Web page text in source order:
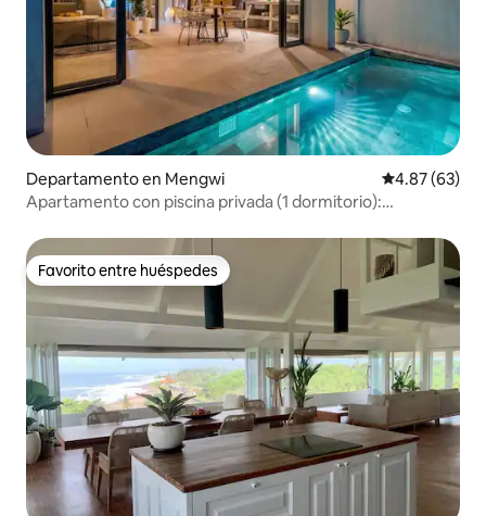
Departamento en Mengwi Calificación
4.87 (63)
Apartamento con piscina privada (1 dormitorio):
Favorito entre huéspedes
Favorito entre huéspedes